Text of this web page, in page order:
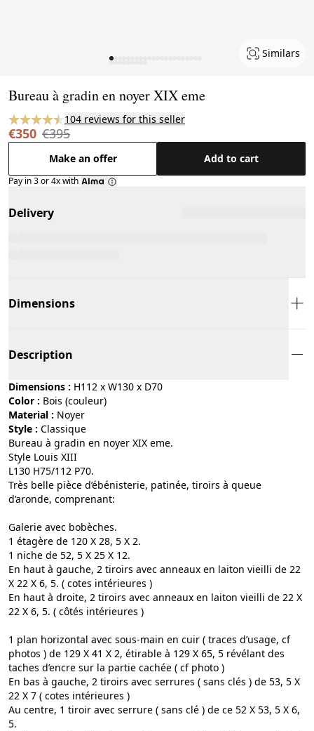
Similars
Bureau à gradin en noyer XIX eme
104 reviews for this seller
€350 €395
Make an offer Add to cart
Pay in 3 or 4x with
Delivery
Dimensions
Description
Dimensions : H112 x W130 x D70
Color :
bois (couleur)
Material :
noyer
Style :
classique
Bureau à gradin en noyer XIX eme.
Style Louis XIII
L130 H75/112 P70.
Très belle pièce d’ébénisterie, patinée, tiroirs à queue
d’aronde, comprenant:
Galerie avec bobèches.
1 étagère de 120 X 28, 5 X 2.
1 niche de 52, 5 X 25 X 12.
En haut à gauche, 2 tiroirs avec anneaux en laiton vieilli de 22
X 22 X 6, 5. ( cotes intérieures )
En haut à droite, 2 tiroirs avec anneaux en laiton vieilli de 22 X
22 X 6, 5. ( côtés intérieures )
1 plan horizontal avec sous-main en cuir ( traces d’usage, cf
photos ) de 129 X 41 X 2, étirable à 129 X 65, 5 révélant des
taches d’encre sur la partie cachée ( cf photo )
En bas à gauche, 2 tiroirs avec serrures ( sans clés ) de 53, 5 X
22 X 7 ( cotes intérieures )
Au centre, 1 tiroir avec serrure ( sans clé ) de ce 52 X 53, 5 X 6,
5.